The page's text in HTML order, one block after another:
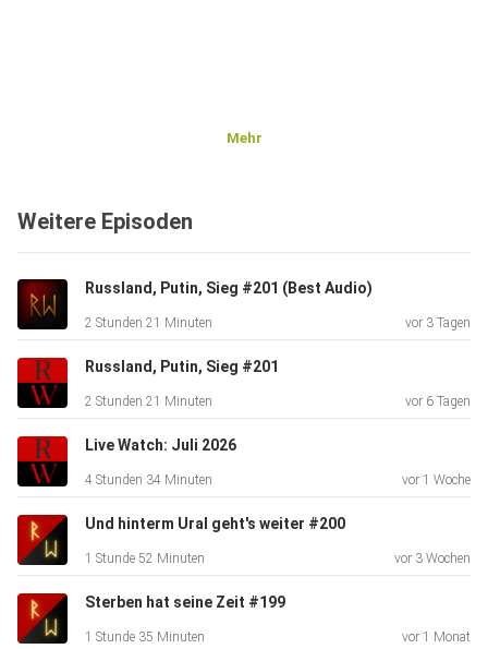
Mehr
Weitere Episoden
Russland, Putin, Sieg #201 (Best Audio)
2 Stunden 21 Minuten vor 3 Tagen
Russland, Putin, Sieg #201
2 Stunden 21 Minuten vor 6 Tagen
Live Watch: Juli 2026
4 Stunden 34 Minuten vor 1 Woche
Und hinterm Ural geht's weiter #200
1 Stunde 52 Minuten vor 3 Wochen
Sterben hat seine Zeit #199
1 Stunde 35 Minuten vor 1 Monat